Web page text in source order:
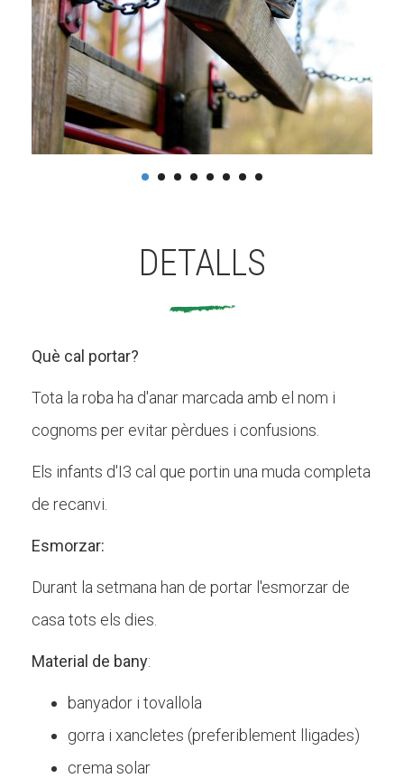
DETALLS
Què cal portar?
Tota la roba ha d'anar marcada amb el nom i
cognoms per evitar pèrdues i confusions.
Els infants d'I3 cal que portin una muda completa
de recanvi.
Esmorzar:
Durant la setmana han de portar l'esmorzar de
casa tots els dies.
Material de bany:
banyador i tovallola
gorra i xancletes (preferiblement lligades)
crema solar